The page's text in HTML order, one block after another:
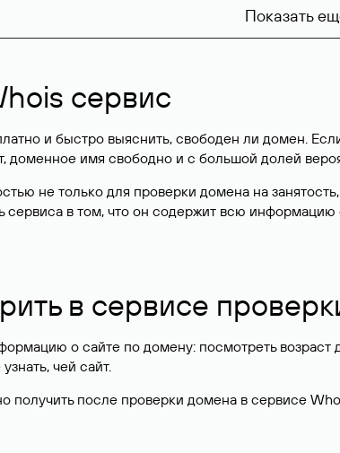
Показать
сервис
и быстро выяснить, свободен ли домен.
доменное имя свободно и с большой долей
не только для проверки домена на
сервиса в том, что он содержит всю
в сервисе
о сайте по домену: посмотреть
чей сайт.
получить после проверки домена в сервисе